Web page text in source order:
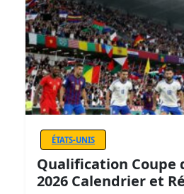
ÉTATS-UNIS
Qualification Coupe
2026 Calendrier et